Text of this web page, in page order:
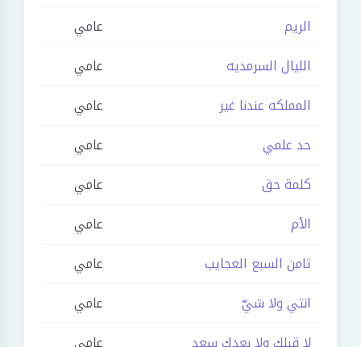
الريم
عامي
الليال السرمديه
عامي
المملكه عندنا غير
عامي
حد علمي
عامي
كلمة حق
عامي
الأم
عامي
ثامن السبع العجايب
عامي
انتي ولا شيّ
عامي